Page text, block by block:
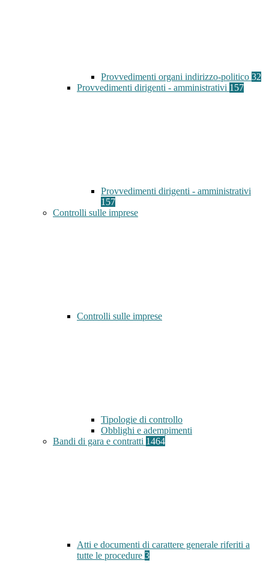
Provvedimenti organi indirizzo-politico 32
Provvedimenti dirigenti - amministrativi 157
Provvedimenti dirigenti - amministrativi
157
Controlli sulle imprese
Controlli sulle imprese
Tipologie di controllo
Obblighi e adempimenti
Bandi di gara e contratti 1464
Atti e documenti di carattere generale riferiti a
tutte le procedure 3